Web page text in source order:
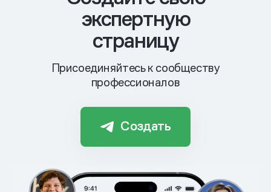
экспертную
страницу
Присоединяйтесь к сообществу
профессионалов
Создать